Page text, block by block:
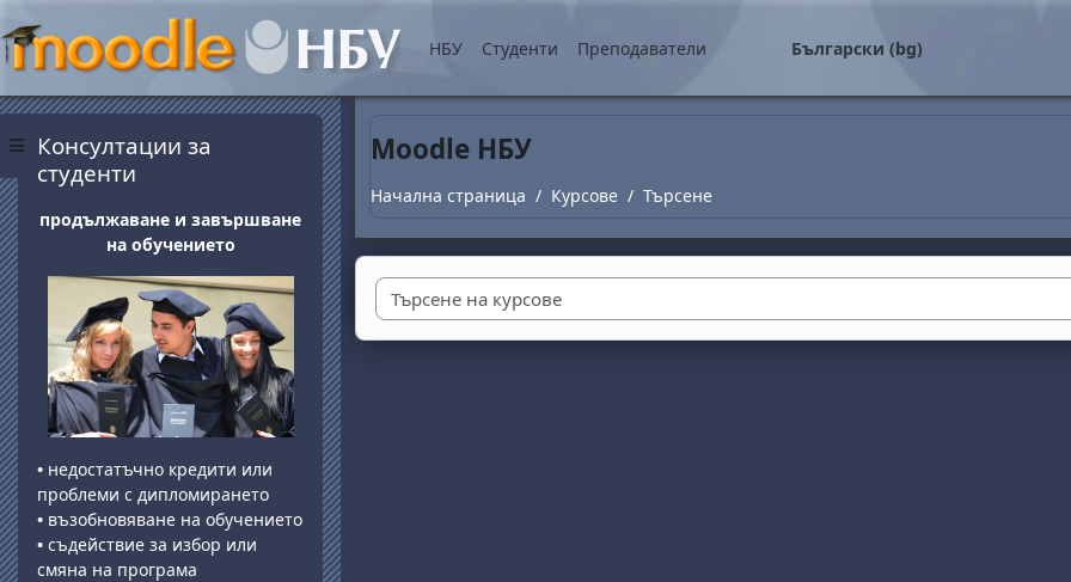
Прескочи на основното съдържание
Страничен панел
НБУ Студенти Преподаватели Български ‎(bg)‎
Moodle НБУ
Начална страница Курсове Търсене
Блокове
Консултации за
студенти
продължаване и завършване
на обучението
• недостатъчно кредити или
проблеми с дипломирането
• възобновяване на обучението
• съдействие за избор или
смяна на програма